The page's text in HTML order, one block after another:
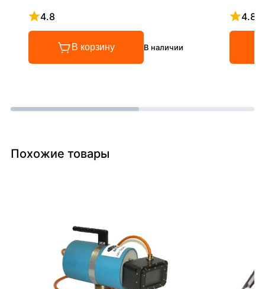
4.8
Рейтинг 4.8 из 5
В корзину В наличии
4.8
Похожие товары